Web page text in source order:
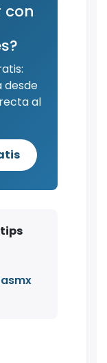
con
desde
al